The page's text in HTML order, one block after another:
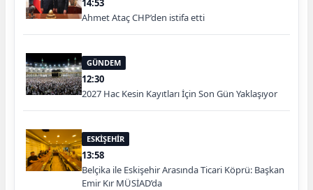
Ahmet Ataç CHP’den istifa etti
GÜNDEM
12:30
2027 Hac Kesin Kayıtları İçin Son Gün Yaklaşıyor
ESKİŞEHİR
13:58
Belçika ile Eskişehir Arasında Ticari Köprü: Başkan
Emir Kır MÜSİAD’da